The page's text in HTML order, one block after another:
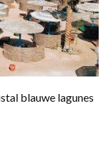
blauwe lagunes